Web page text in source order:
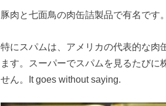
豚肉と七面鳥の肉缶詰製品で有名です。
特にスパムは、アメリカの代表的な肉
ます。スーパーでスパムを見るたびに
せん。It goes without saying.